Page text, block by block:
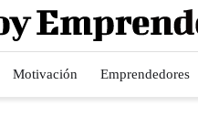
Motivación Emprendedores